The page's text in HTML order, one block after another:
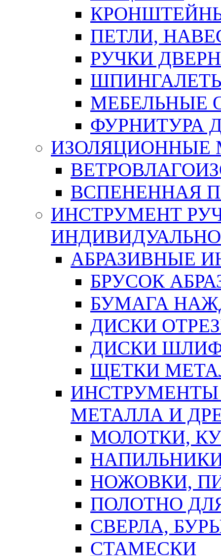
ПЕТЛИ,
РУЧКИ
МЕБЕЛЬНЫЕ
ФУРНИТУРА
ИЗОЛЯЦИОННЫЕ
ВСПЕНЕННАЯ
ИНСТРУМЕНТ
АБРАЗИВНЫЕ
БРУСОК
БУМАГА
ДИСКИ
ДИСКИ
ЩЕТКИ
ИНСТРУМЕНТЫ
МЕТАЛЛА И
МОЛОТКИ,
НОЖОВКИ,
ПОЛОТНО
СВЕРЛА,
СТАМЕСКИ